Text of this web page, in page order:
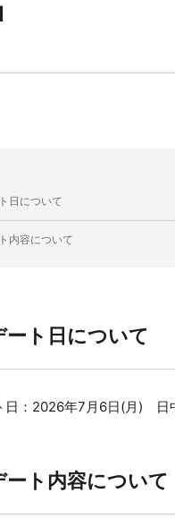
日について
内容について
ート日について
： 2026年7月6日(月) 日
ート内容について